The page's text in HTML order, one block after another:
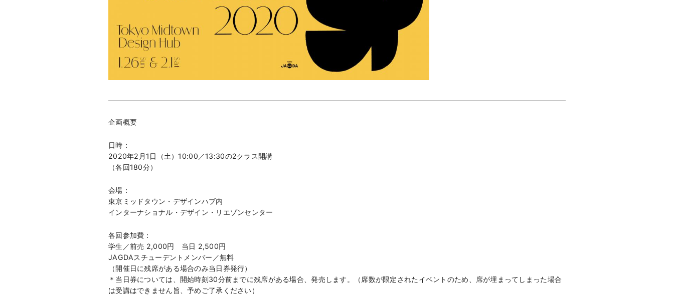
企画概要
日時：
2020年2月1日（土）10:00／13:30の2クラス開講
（各回180分）
会場：
東京ミッドタウン・デザインハブ内
インターナショナル・デザイン・リエゾンセンター
各回参加費：
学生／前売 2,000円 当日 2,500円
JAGDAスチューデントメンバー／無料
（開催日に残席がある場合のみ当日券発行）
＊当日券については、開始時刻30分前までに残席がある場合、発売します。（席数が限定されたイベントのため、席が埋まってしまった場合
は受講はできません旨、予めご了承ください）